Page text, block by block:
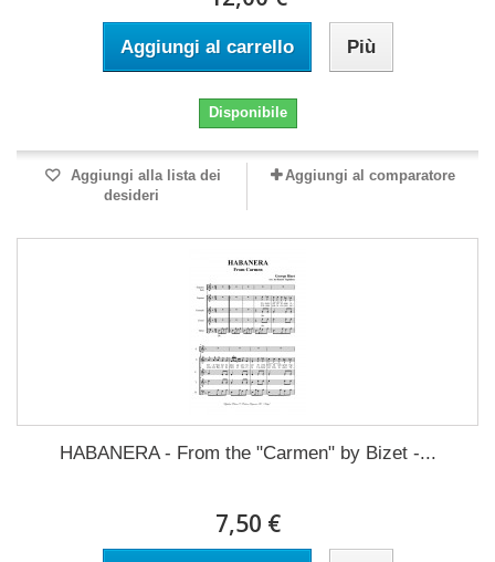
Aggiungi al carrello Più
Disponibile
Aggiungi alla lista dei
desideri
Aggiungi al comparatore
HABANERA - From the "Carmen" by Bizet -...
7,50 €